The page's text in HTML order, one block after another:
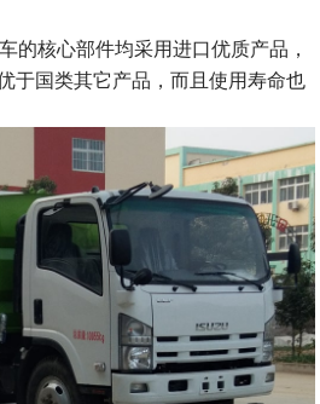
的核心部件均采用进口优质产品，
于国类其它产品，而且使用寿命也